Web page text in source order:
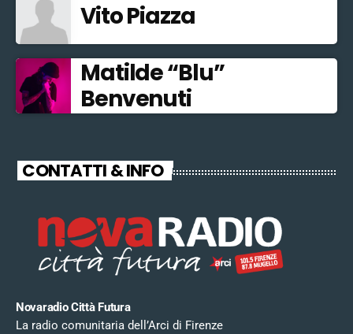
Vito Piazza
Matilde “Blu”
Benvenuti
CONTATTI & INFO
Novaradio Città Futura
La radio comunitaria dell’Arci di Firenze